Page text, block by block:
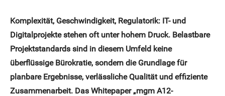
Komplexität, Geschwindigkeit, Regulatorik: IT- und
Digitalprojekte stehen oft unter hohem Druck. Belastbare
Projektstandards sind in diesem Umfeld keine
überflüssige Bürokratie, sondern die Grundlage für
planbare Ergebnisse, verlässliche Qualität und effiziente
Zusammenarbeit. Das Whitepaper „mgm A12-